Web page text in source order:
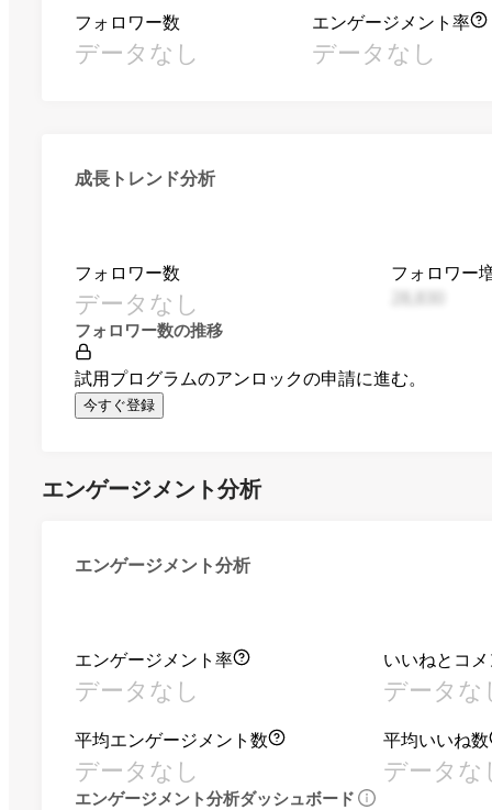
フォロワー数
データなし
エンゲージメント率
データなし
成長トレンド分析
フォロワー数
データなし
フォロワー
フォロワー数の推移
試用プログラムのアンロックの申請に進む。
今すぐ登録
エンゲージメント分析
エンゲージメント分析
エンゲージメント率
データなし
いいねとコ
データな
平均エンゲージメント数
データなし
平均いいね数
データな
エンゲージメント分析ダッシュボード